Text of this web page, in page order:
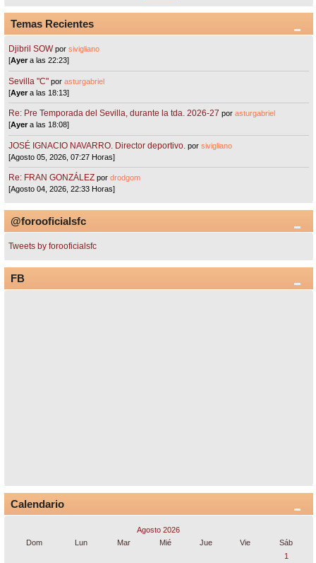
Temas Recientes
Djibril SOW porsivigliano
[Ayera las 22:23]
Sevilla "C"porasturgabriel
[Ayera las 18:13]
Re: Pre Temporada del Sevilla, durante la tda. 2026-27 porasturgabriel
[Ayera las 18:08]
JOSÉ IGNACIO NAVARRO. Director deportivo. porsivigliano
[Agosto 05, 2026, 07:27 Horas]
Re: FRAN GONZÁLEZ pordrodgom
[Agosto 04, 2026, 22:33 Horas]
@forooficialsfc
Tweets by forooficialsfc
FB
Calendario
Agosto 2026
Dom
Lun Mar Mié Jue Vie
Sáb
1